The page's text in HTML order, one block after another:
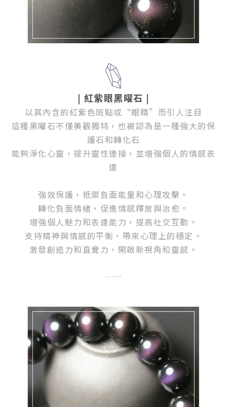
| 紅紫眼黑曜石 |
以其內含的紅紫色斑點或“眼睛”而引人注目
這種黑曜石不僅美觀獨特，也被認為是一種強大的保
護石和轉化石
能夠淨化心靈，提升靈性連接，並增強個人的情感表
達
強效保護，抵禦負面能量和心理攻擊。
轉化負面情緒，促進情感釋放與治愈。
增強個人魅力和表達能力，提高社交互動。
支持精神與情感的平衡，帶來心理上的穩定。
激發創造力和直覺力，開啟新視角和靈感。